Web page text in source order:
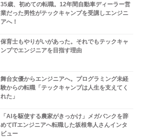
35歳、初めての転職。12年間自動車ディーラー営
業だった男性がテックキャンプを受講しエンジニ
アへ！
保育士もやりがいがあった。それでもテックキャ
ンプでエンジニアを目指す理由
舞台女優からエンジニアへ。プログラミング未経
験からの転職「テックキャンプは人生を支えてく
れた」
「AIを駆使する農家がきっかけ」メガバンクを辞
めてITエンジニアへ転職した坂根隼人さんインタ
ビュー